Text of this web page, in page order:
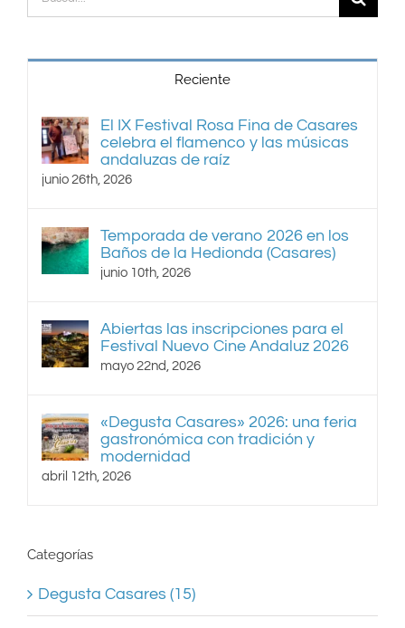
Reciente
El IX Festival Rosa Fina de Casares
celebra el flamenco y las músicas
andaluzas de raíz
junio 26th, 2026
Temporada de verano 2026 en los
Baños de la Hedionda (Casares)
junio 10th, 2026
Abiertas las inscripciones para el
Festival Nuevo Cine Andaluz 2026
mayo 22nd, 2026
«Degusta Casares» 2026: una feria
gastronómica con tradición y
modernidad
abril 12th, 2026
Categorías
Degusta Casares (15)